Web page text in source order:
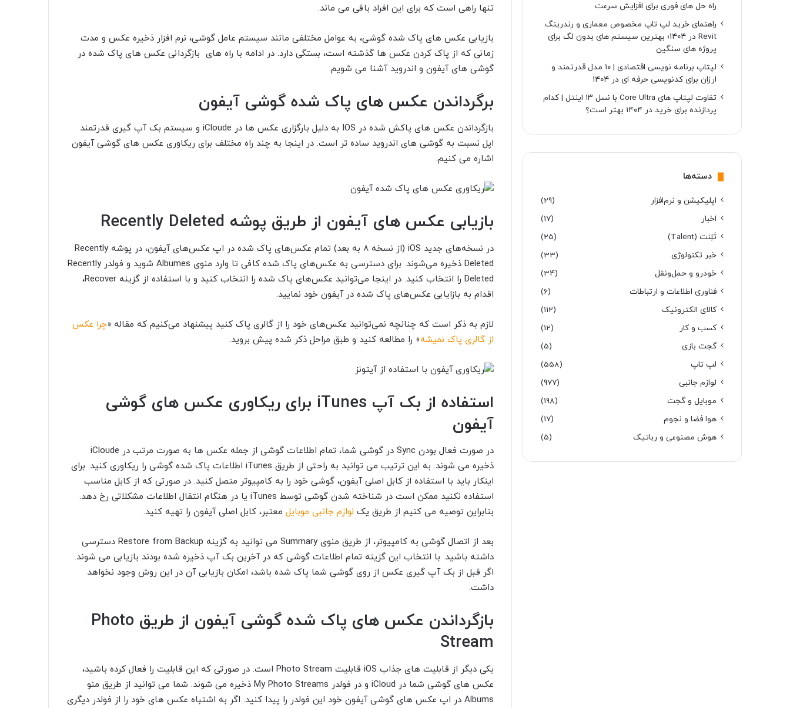
تنها راهی است که برای این افراد باقی می ماند.
بازیابی عکس های پاک شده گوشی، به عوامل مختلفی مانند سیستم عامل گوشی، نرم افزار ذخیره عکس و مدت
زمانی که از پاک کردن عکس ها گذشته است، بستگی دارد. در ادامه با راه های بازگردانی عکس های پاک شده در
گوشی های آیفون و اندروید آشنا می شویم.
برگرداندن عکس های پاک شده گوشی آیفون
بازگرداندن عکس های پاکش شده در IOS به دلیل بارگزاری عکس ها در iCloude و سیستم بک آپ گیری قدرتمند
اپل نسبت به گوشی های اندروید ساده تر است. در اینجا به چند راه مختلف برای ریکاوری عکس های گوشی آیفون
اشاره می کنیم.
بازیابی عکس های آیفون از طریق پوشه Recently Deleted
در نسخه‌های جدید iOS (از نسخه 8 به بعد) تمام عکس‌های پاک شده در اپ عکس‌های آیفون، در پوشه Recently
Deleted ذخیره می‌شوند. برای دسترسی به عکس‌های پاک شده کافی تا وارد منوی Albumes شوید و فولدر Recently
Deleted را انتخاب کنید. در اینجا می‌توانید عکس‌های پاک شده را انتخاب کنید و با استفاده از گزینه Recover،
اقدام به بازایابی عکس‌های پاک شده در آیفون خود نمایید.
لازم به ذکر است که چنانچه نمی‌توانید عکس‌های خود را از گالری پاک کنید پیشنهاد می‌کنیم که مقاله «چرا عکس
از گالری پاک نمیشه» را مطالعه کنید و طبق مراحل ذکر شده پیش بروید.
استفاده از بک آپ iTunes برای ریکاوری عکس های گوشی
آیفون
در صورت فعال بودن Sync در گوشی شما، تمام اطلاعات گوشی از جمله عکس ها به صورت مرتب در iCloude
ذخیره می شوند. به این ترتیب می توانید به راحتی از طریق iTunes اطلاعات پاک شده گوشی را ریکاوری کنید. برای
اینکار باید با استفاده از کابل اصلی آیفون، گوشی خود را به کامپیوتر متصل کنید. در صورتی که از کابل مناسب
استفاده نکنید ممکن است در شناخته شدن گوشی توسط iTunes یا در هنگام انتقال اطلاعات مشکلاتی رخ دهد.
بنابراین توصیه می کنیم از طریق یک لوازم جانبی موبایل معتبر، کابل اصلی آیفون را تهیه کنید.
بعد از اتصال گوشی به کامپیوتر، از طریق منوی Summary می توانید به گزینه Restore from Backup دسترسی
داشته باشید. با انتخاب این گزینه تمام اطلاعات گوشی که در آخرین بک آپ ذخیره شده بودند بازیابی می شوند.
اگر قبل از بک آپ گیری عکس از روی گوشی شما پاک شده باشد، امکان بازیابی آن در این روش وجود نخواهد
داشت.
بازگرداندن عکس های پاک شده گوشی آیفون از طریق Photo
Stream
یکی دیگر از قابلیت های جذاب iOS قابلیت Photo Stream است. در صورتی که این قابلیت را فعال کرده باشید،
عکس های گوشی شما در iCloud و در فولدر My Photo Streams ذخیره می شوند. شما می توانید از طریق منو
Albums در اپ عکس های گوشی آیفون خود این فولدر را پیدا کنید. اگر به اشتباه عکس های خود را از فولدر دیگری
راه حل های فوری برای افزایش سرعت
راهنمای خرید لپ تاپ مخصوص معماری و رندرینگ
Revit در ۱۴۰۴؛ بهترین سیستم های بدون لگ برای
پروژه های سنگین
لپتاپ برنامه نویسی اقتصادی | ۱۰ مدل قدرتمند و
ارزان برای کدنویسی حرفه ای در ۱۴۰۴
تفاوت لپتاپ های Core Ultra با نسل ۱۳ اینتل | کدام
پردازنده برای خرید در ۱۴۰۴ بهتر است؟
دسته‌ها
اپلیکیشن و نرم‌افزار
(29)
اخبار
(17)
تَلِنت (Talent)
(25)
خبر تکنولوژی
(33)
خودرو و حمل‌و‌نقل
(34)
فناوری اطلاعات و ارتباطات
(6)
کالای الکترونیک
(112)
کسب و کار
(12)
گجت بازی
(5)
لپ تاپ
(558)
لوازم جانبی
(977)
موبایل و گجت
(198)
هوا فضا و نجوم
(17)
هوش مصنوعی و رباتیک
(5)